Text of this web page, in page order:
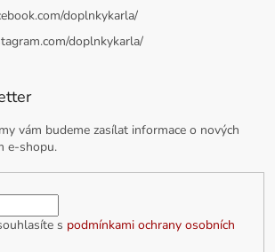
doplnkykarla/
doplnkykarla/
vám budeme zasílat informace o nových
e-shopu.
s podmínkami ochrany osobních